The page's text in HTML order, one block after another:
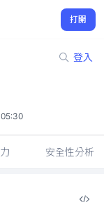
打開
登入
安全性分析